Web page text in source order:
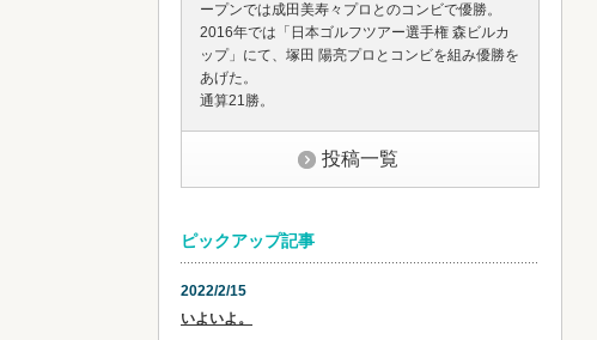
ープンでは成田美寿々プロとのコンビで優勝。
2016年では「日本ゴルフツアー選手権 森ビルカ
ップ」にて、塚田 陽亮プロとコンビを組み優勝を
あげた。
通算21勝。
投稿一覧
ピックアップ記事
2022/2/15
いよいよ。